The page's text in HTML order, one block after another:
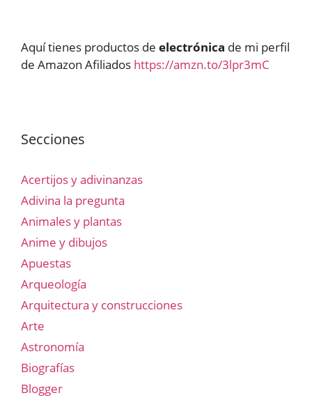
Aquí tienes productos de electrónica de mi perfil
de Amazon Afiliados https://amzn.to/3lpr3mC
Secciones
Acertijos y adivinanzas
Adivina la pregunta
Animales y plantas
Anime y dibujos
Apuestas
Arqueología
Arquitectura y construcciones
Arte
Astronomía
Biografías
Blogger